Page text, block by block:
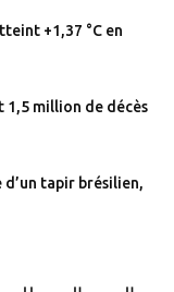
+1,37 °C en
1,5 million de décès
d’un tapir brésilien,